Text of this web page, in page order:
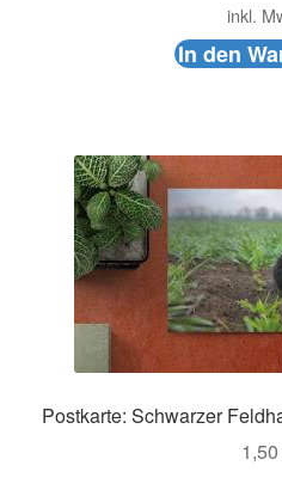
inkl.
In den
Postkarte: Schwarzer
1,50